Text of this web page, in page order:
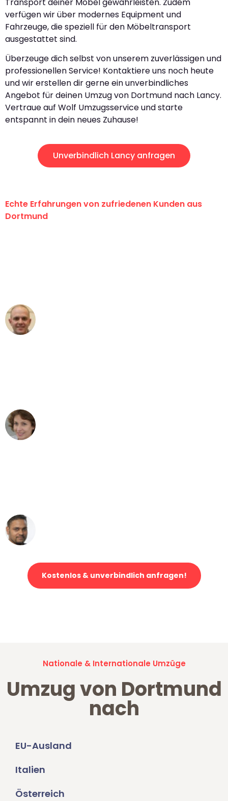
verfügen wir über modernes Equipment und
Fahrzeuge, die speziell für den Möbeltransport
ausgestattet sind.
Überzeuge dich selbst von unserem zuverlässigen und
professionellen Service! Kontaktiere uns noch heute
und wir erstellen dir gerne ein unverbindliches
Angebot für deinen Umzug von Dortmund nach Lancy.
Vertraue auf Wolf Umzugsservice und starte
entspannt in dein neues Zuhause!
Unverbindlich Lancy anfragen
Echte Erfahrungen von zufriedenen Kunden aus
Dortmund
Kostenlos & unverbindlich anfragen!
Nationale & Internationale Umzüge
Umzug von Dortmund
nach
EU-Ausland
Italien
Österreich